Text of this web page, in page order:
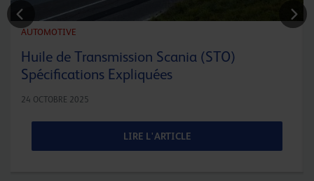
AUTOMOTIVE
Huile de Transmission Scania (STO)
Spécifications Expliquées
24 OCTOBRE 2025
LIRE L'ARTICLE